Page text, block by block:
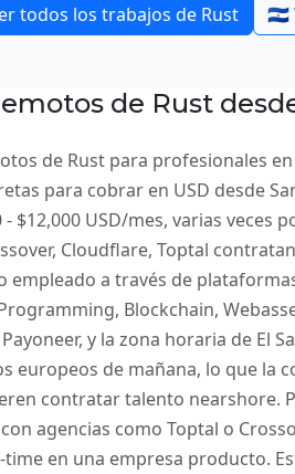
todos los trabajos de Rust 🇸🇻
de Rust
de Rust para profesionales
para cobrar en USD desde
$12,000 USD/mes, varias
Cloudflare, Toptal
a través de
Blockchain,
y la zona horaria de El
europeos de mañana, lo que la
contratar talento
agencias como Toptal o
en una empresa producto.